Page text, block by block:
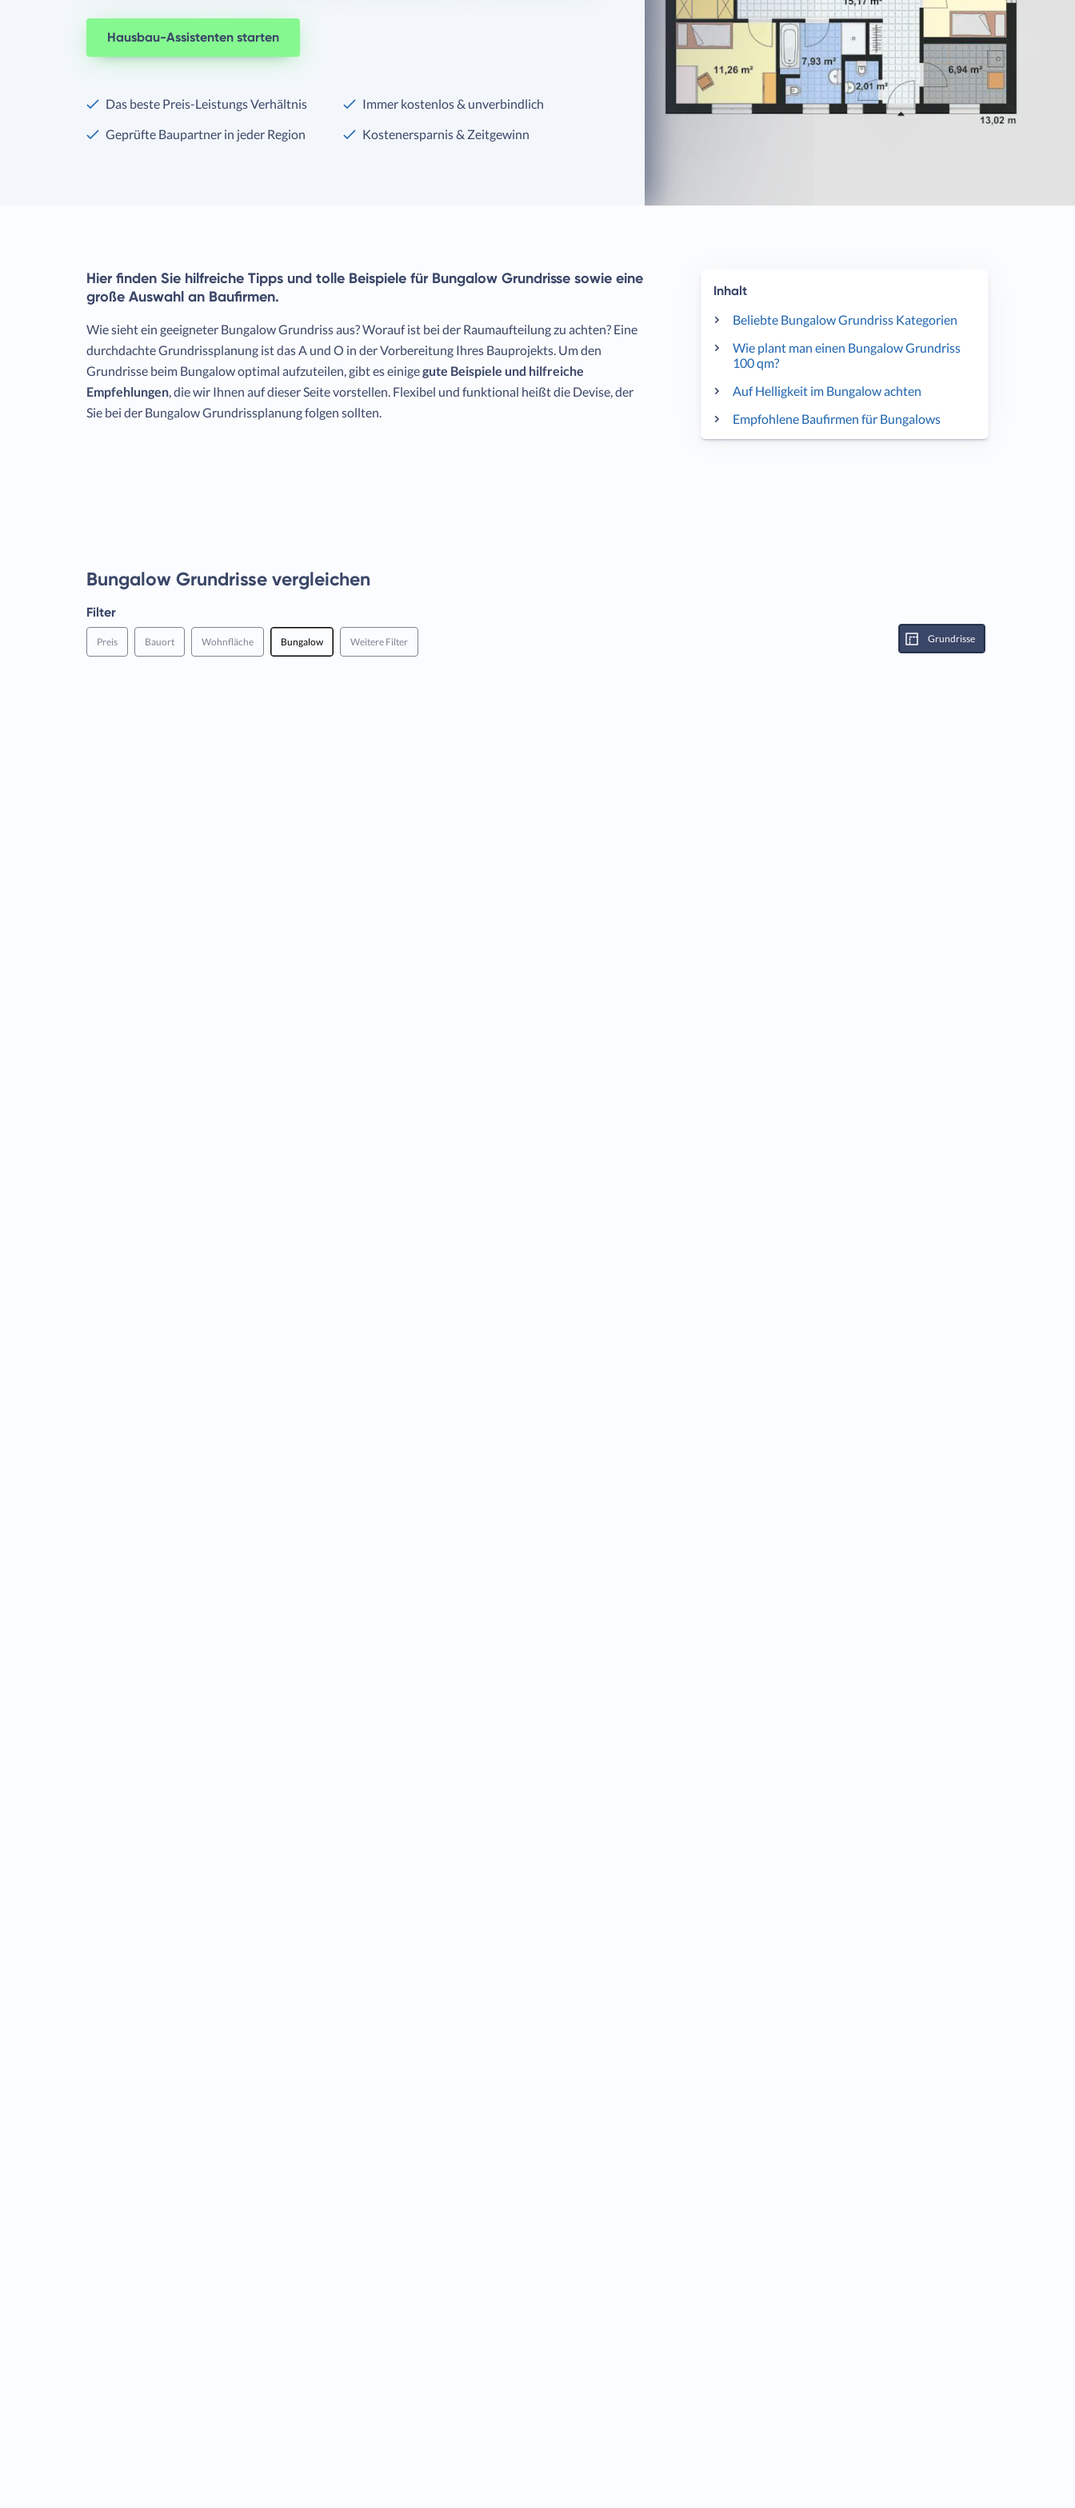
Hausbau-Assistenten starten
Das beste Preis-Leistungs Verhältnis
Immer kostenlos & unverbindlich
Geprüfte Baupartner in jeder Region
Kostenersparnis & Zeitgewinn
Hier finden Sie hilfreiche Tipps und tolle Beispiele für Bungalow Grundrisse sowie eine
große Auswahl an Baufirmen.
Wie sieht ein geeigneter Bungalow Grundriss aus? Worauf ist bei der Raumaufteilung zu achten? Eine
durchdachte Grundrissplanung ist das A und O in der Vorbereitung Ihres Bauprojekts. Um den
Grundrisse beim Bungalow optimal aufzuteilen, gibt es einigegute Beispiele und hilfreiche
Empfehlungen, die wir Ihnen auf dieser Seite vorstellen. Flexibel und funktional heißt die Devise, der
Sie bei der Bungalow Grundrissplanung folgen sollten.
Inhalt
Beliebte Bungalow Grundriss Kategorien
Wie plant man einen Bungalow Grundriss
100 qm?
Auf Helligkeit im Bungalow achten
Empfohlene Baufirmen für Bungalows
Bungalow Grundrisse vergleichen
Filter
Preis Bauort Wohnfläche Bungalow Weitere Filter Grundrisse